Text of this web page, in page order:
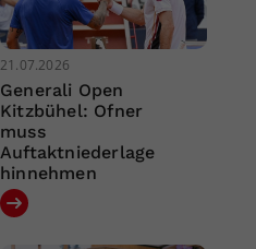
21.07.2026
Generali Open
Kitzbühel: Ofner
muss
Auftaktniederlage
hinnehmen